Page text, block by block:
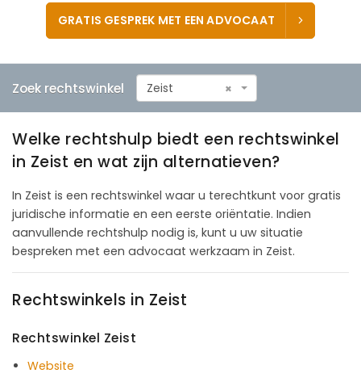
GRATIS GESPREK MET EEN ADVOCAAT
Zoek rechtswinkel ×
Zeist
Welke rechtshulp biedt een rechtswinkel
in Zeist en wat zijn alternatieven?
In Zeist is een rechtswinkel waar u terechtkunt voor gratis
juridische informatie en een eerste oriëntatie. Indien
aanvullende rechtshulp nodig is, kunt u uw situatie
bespreken met een advocaat werkzaam in Zeist.
Rechtswinkels in Zeist
Rechtswinkel Zeist
Website